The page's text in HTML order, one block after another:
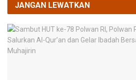
JANGAN LEWATKAN